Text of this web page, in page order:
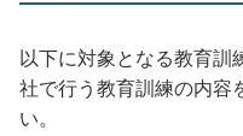
以下に対象となる教育訓
社で行う教育訓練の内容
い。